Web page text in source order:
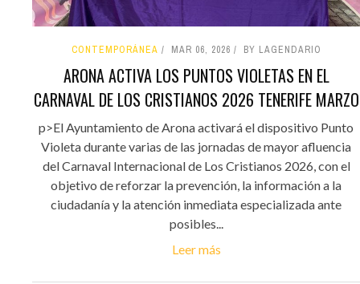
CONTEMPORÁNEA MAR 06, 2026 BY LAGENDARIO
ARONA ACTIVA LOS PUNTOS VIOLETAS EN EL
CARNAVAL DE LOS CRISTIANOS 2026 TENERIFE MARZO
p>El Ayuntamiento de Arona activará el dispositivo Punto
Violeta durante varias de las jornadas de mayor afluencia
del Carnaval Internacional de Los Cristianos 2026, con el
objetivo de reforzar la prevención, la información a la
ciudadanía y la atención inmediata especializada ante
posibles...
Leer más